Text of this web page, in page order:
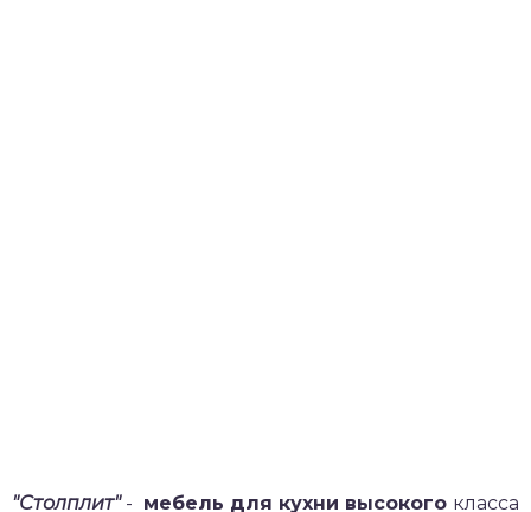
"Столплит"- мебель для кухни высокого класса